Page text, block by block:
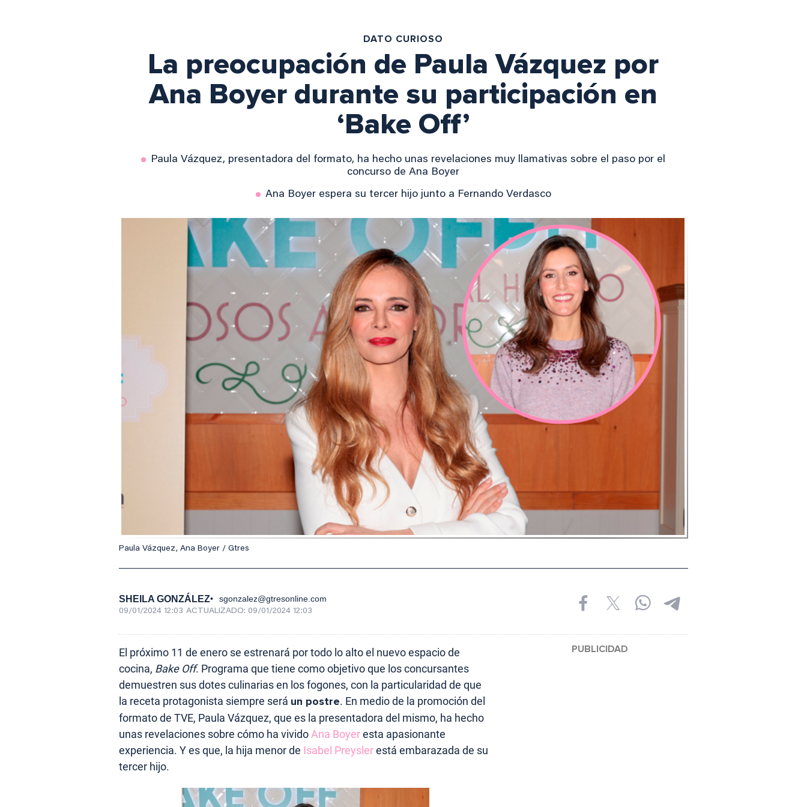
DATO CURIOSO
La preocupación de Paula Vázquez por
Ana Boyer durante su participación en
‘Bake Off’
Paula Vázquez, presentadora del formato, ha hecho unas revelaciones muy llamativas sobre el paso por el
concurso de Ana Boyer
Ana Boyer espera su tercer hijo junto a Fernando Verdasco
Paula Vázquez, Ana Boyer / Gtres
SHEILA GONZÁLEZ sgonzalez@gtresonline.com
09/01/2024 12:03 ACTUALIZADO: 09/01/2024 12:03
El próximo 11 de enero se estrenará por todo lo alto el nuevo espacio de
cocina, Bake Off. Programa que tiene como objetivo que los concursantes
demuestren sus dotes culinarias en los fogones, con la particularidad de que
la receta protagonista siempre será un postre. En medio de la promoción del
formato de TVE, Paula Vázquez, que es la presentadora del mismo, ha hecho
unas revelaciones sobre cómo ha vivido Ana Boyeresta apasionante
experiencia. Y es que, la hija menor de Isabel Preyslerestá embarazada de su
tercer hijo.